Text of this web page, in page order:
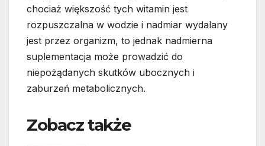
chociaż większość tych witamin jest
rozpuszczalna w wodzie i nadmiar wydalany
jest przez organizm, to jednak nadmierna
suplementacja może prowadzić do
niepożądanych skutków ubocznych i
zaburzeń metabolicznych.
Zobacz także